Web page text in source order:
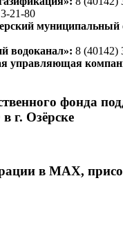
21-80
муниципальный
водоканал»: 8 (40142)
управляющая
фонда
г. Озёрске
в МАХ,